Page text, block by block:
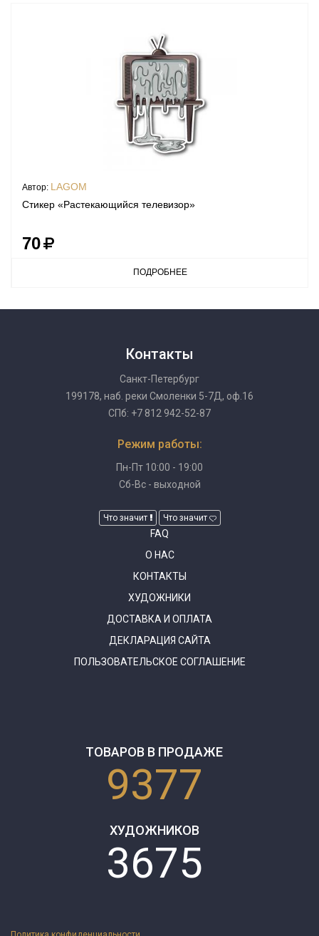
Автор: LAGOM
Стикер «Растекающийся телевизор»
70
ПОДРОБНЕЕ
Контакты
Санкт-Петербург
199178, наб. реки Смоленки 5-7Д, оф.16
СПб: +7 812 942-52-87
Режим работы:
Пн-Пт 10:00 - 19:00
Сб-Вс - выходной
Что значит Что значит
FAQ
О НАС
КОНТАКТЫ
ХУДОЖНИКИ
ДОСТАВКА И ОПЛАТА
ДЕКЛАРАЦИЯ САЙТА
ПОЛЬЗОВАТЕЛЬСКОЕ СОГЛАШЕНИЕ
ТОВАРОВ В ПРОДАЖЕ
9377
ХУДОЖНИКОВ
3675